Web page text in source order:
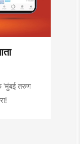
'मुंबई तरुण